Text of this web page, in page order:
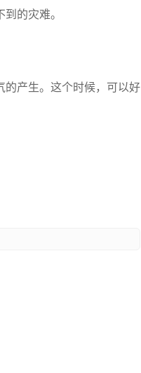
的灾难。
产生。这个时候，可以好